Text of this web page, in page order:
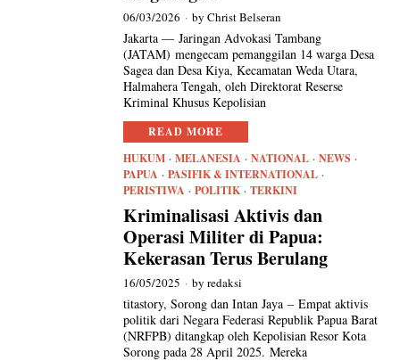
06/03/2026 byChrist Belseran
Jakarta — Jaringan Advokasi Tambang
(JATAM) mengecam pemanggilan 14 warga Desa
Sagea dan Desa Kiya, Kecamatan Weda Utara,
Halmahera Tengah, oleh Direktorat Reserse
Kriminal Khusus Kepolisian
READ MORE
HUKUM · MELANESIA · NATIONAL · NEWS ·
PAPUA · PASIFIK & INTERNATIONAL ·
PERISTIWA · POLITIK · TERKINI
Kriminalisasi Aktivis dan
Operasi Militer di Papua:
Kekerasan Terus Berulang
16/05/2025 byredaksi
titastory, Sorong dan Intan Jaya – Empat aktivis
politik dari Negara Federasi Republik Papua Barat
(NRFPB) ditangkap oleh Kepolisian Resor Kota
Sorong pada 28 April 2025. Mereka